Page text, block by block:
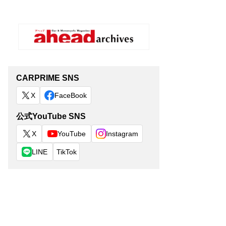
CARPRIME SNS
X FaceBook
公式YouTube SNS
X YouTube Instagram
LINE TikTok